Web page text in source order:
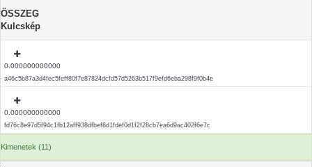
ÖSSZEG
Kulcskép
0.000000000000
a46c5b87a3d4fec5feff80f7e87824dcfd57d5263b517f9efd6eba298f9f0b4e
0.000000000000
fd76c8e97d5f94c1fb12aff938dfbef8d1fdef0d1f2f28cb7ea6d9ac402f6e7c
Kimenetek (11)